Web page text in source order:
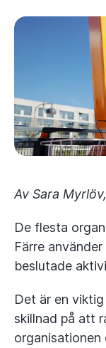
Av Sara
De flesta
Färre
beslutade
Det är en
skillnad på att